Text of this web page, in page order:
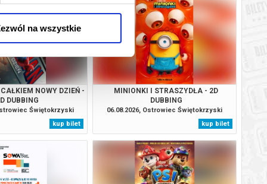
na wszystkie
od 2,00 pln BILETY
BILETY
od 2,00 pln BILETY
od 2,00 pln BILETY
od 2,00 pln BILETY
BILETY
NOWY DZIEŃ -
DUBBING
Świętokrzyski
kup bilet
MINIONKI I STRASZYDŁA - 2D
DUBBING
06.08.2026, Ostrowiec Świętokrzyski
kup bilet